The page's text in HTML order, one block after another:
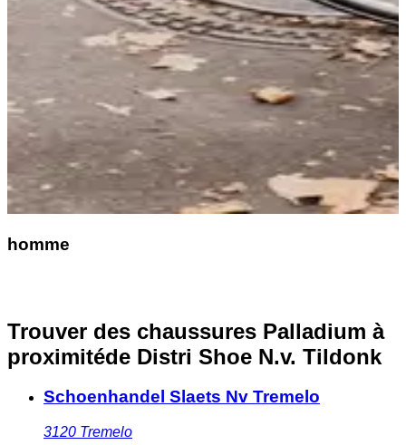
homme
Trouver des chaussures Palladium à
proximitéde Distri Shoe N.v. Tildonk
Schoenhandel Slaets Nv Tremelo
3120 Tremelo